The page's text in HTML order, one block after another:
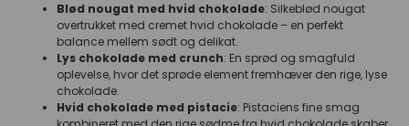
Blød nougat med hvid chokolade: Silkeblød nougat
overtrukket med cremet hvid chokolade – en perfekt
balance mellem sødt og delikat.
Lys chokolade med crunch: En sprød og smagfuld
oplevelse, hvor det sprøde element fremhæver den rige, lyse
chokolade.
Hvid chokolade med pistacie: Pistaciens fine smag